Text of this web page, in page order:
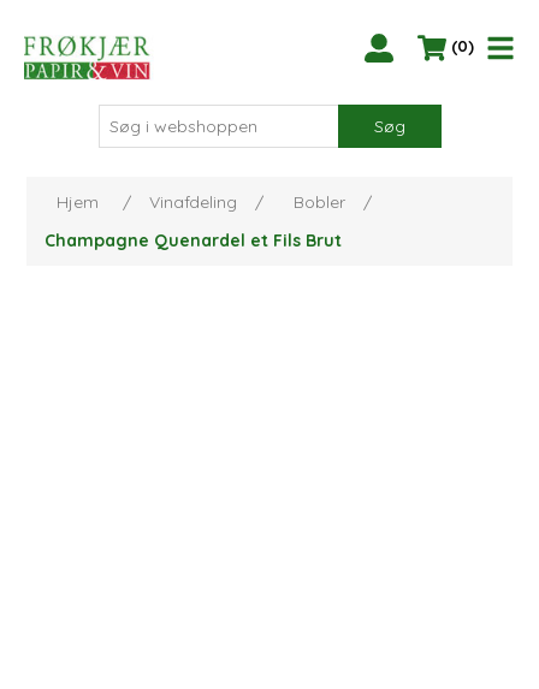
(0)
Søg
Hjem / Vinafdeling / Bobler
/
Champagne Quenardel et Fils Brut